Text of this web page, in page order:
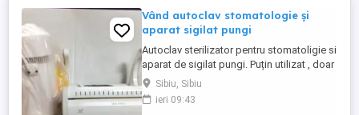
Vând autoclav stomatologie și
aparat sigilat pungi
Autoclav sterilizator pentru stomatoligie si
aparat de sigilat pungi. Puțin utilizat , doar
un an Pentru informații mai multe sunați la
tel
Sibiu, Sibiu
ieri 09:43